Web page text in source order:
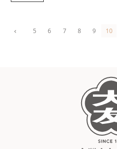
5 6 7 8 9 10